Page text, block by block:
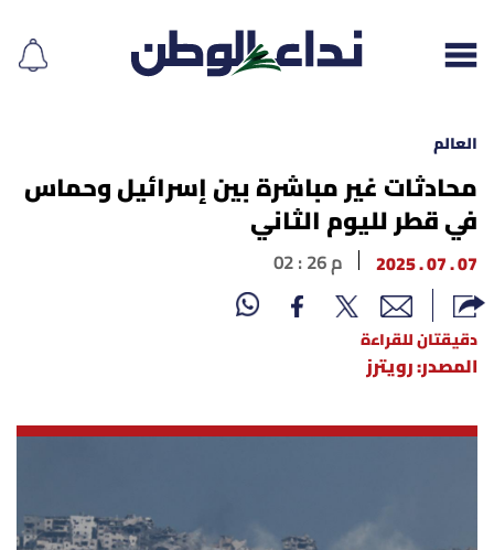
إقرأ الجريدة
لبنان
الغلاف
العالم
محادثات غير مباشرة بين إسرائيل وحماس
في قطر لليوم الثاني
07 . 07 . 2025 02 : 26 م
دقيقتان للقراءة
المصدر: رويترز